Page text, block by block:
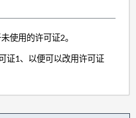
使用的许可证2。
证1、以便可以改用许可证